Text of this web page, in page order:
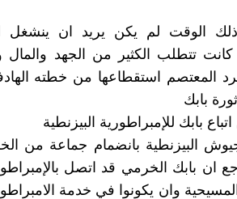
الوقت لم يكن يريد ان ينشغل
كانت تتطلب الكثير من الجهد والمال
المعتصم استقطاعها من خطته
بابك
بابك للإمبراطورية البيزنطية
الجيوش البيزنطية بانضمام جماعة من
ان بابك الخرمي قد اتصل
وان يكونوا في خدمة